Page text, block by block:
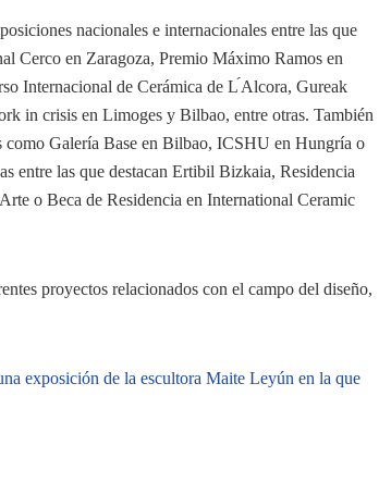
nacionales e internacionales entre las que
Cerco en Zaragoza, Premio Máximo Ramos en
Internacional de Cerámica de L ́Alcora, Gureak
in crisis en Limoges y Bilbao, entre otras. También
como Galería Base en Bilbao, ICSHU en Hungría o
entre las que destacan Ertibil Bizkaia, Residencia
o Beca de Residencia en International Ceramic
proyectos relacionados con el campo del diseño,
exposición de la escultora Maite Leyún en la que